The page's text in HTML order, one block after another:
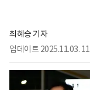
최혜승 기자
업데이트 2025.11.03.